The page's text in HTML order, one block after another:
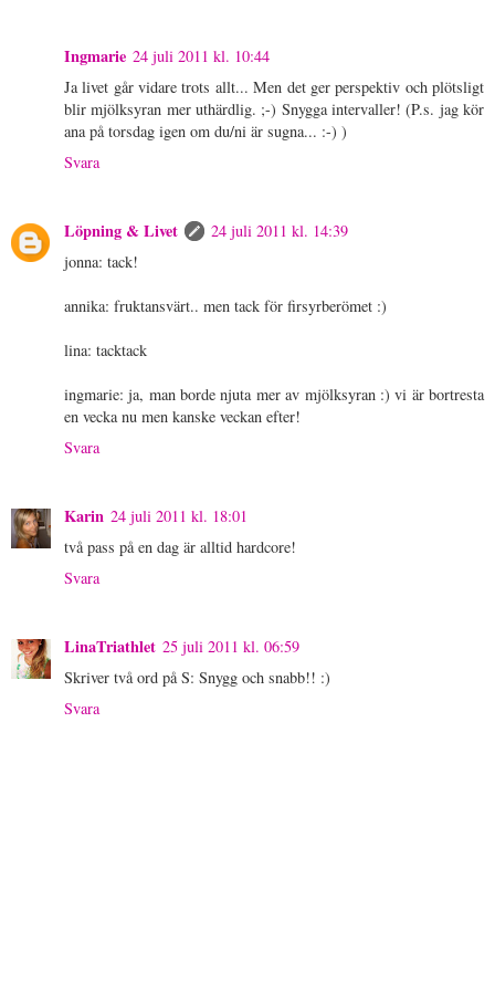
Ingmarie 24 juli 2011 kl. 10:44
Ja livet går vidare trots allt... Men det ger perspektiv och plötsligt
blir mjölksyran mer uthärdlig. ;-) Snygga intervaller! (P.s. jag kör
ana på torsdag igen om du/ni är sugna... :-) )
Svara
Löpning & Livet
24 juli 2011 kl. 14:39
jonna: tack!
annika: fruktansvärt.. men tack för firsyrberömet :)
lina: tacktack
ingmarie: ja, man borde njuta mer av mjölksyran :) vi är bortresta
en vecka nu men kanske veckan efter!
Svara
Karin 24 juli 2011 kl. 18:01
två pass på en dag är alltid hardcore!
Svara
LinaTriathlet 25 juli 2011 kl. 06:59
Skriver två ord på S: Snygg och snabb!! :)
Svara